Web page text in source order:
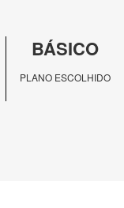
BÁSICO
PLANO ESCOLHIDO